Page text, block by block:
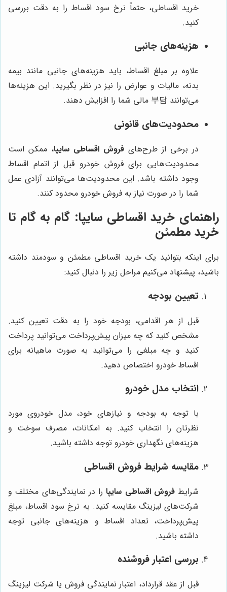
خرید اقساطی، حتماً نرخ سود اقساط را به دقت بررسی
کنید.
هزینه‌های جانبی
علاوه بر مبلغ اقساط، باید هزینه‌های جانبی مانند بیمه
بدنه، مالیات و عوارض را نیز در نظر بگیرید. این هزینه‌ها
می‌توانند 부담 مالی شما را افزایش دهند.
محدودیت‌های قانونی
در برخی از طرح‌های فروش اقساطی سایپا، ممکن است
محدودیت‌هایی برای فروش خودرو قبل از اتمام اقساط
وجود داشته باشد. این محدودیت‌ها می‌توانند آزادی عمل
شما را در صورت نیاز به فروش خودرو محدود کنند.
راهنمای خرید اقساطی سایپا: گام به گام تا
خرید مطمئن
برای اینکه بتوانید یک خرید اقساطی مطمئن و سودمند داشته
باشید، پیشنهاد می‌کنیم مراحل زیر را دنبال کنید:
تعیین بودجه
قبل از هر اقدامی، بودجه خود را به دقت تعیین کنید.
مشخص کنید که چه میزان پیش‌پرداخت می‌توانید پرداخت
کنید و چه مبلغی را می‌توانید به صورت ماهیانه برای
اقساط خودرو اختصاص دهید.
انتخاب مدل خودرو
با توجه به بودجه و نیازهای خود، مدل خودروی مورد
نظرتان را انتخاب کنید. به امکانات، مصرف سوخت و
هزینه‌های نگهداری خودرو توجه داشته باشید.
مقایسه شرایط فروش اقساطی
شرایطفروش اقساطی سایپارا در نمایندگی‌های مختلف و
شرکت‌های لیزینگ مقایسه کنید. به نرخ سود اقساط، مبلغ
پیش‌پرداخت، تعداد اقساط و هزینه‌های جانبی توجه
داشته باشید.
بررسی اعتبار فروشنده
قبل از عقد قرارداد، اعتبار نمایندگی فروش یا شرکت لیزینگ